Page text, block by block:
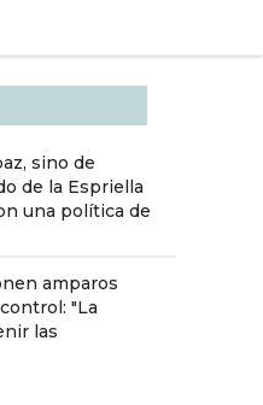
sino de
de la Espriella
una política de
amparos
"La
las